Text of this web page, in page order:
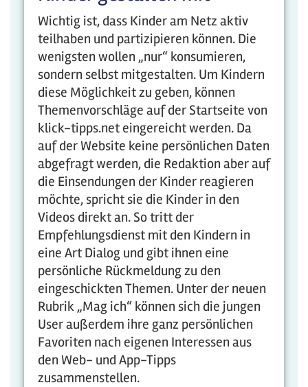
Wichtig ist, dass Kinder am Netz aktiv
teilhaben und partizipieren können. Die
wenigsten wollen „nur“ konsumieren,
sondern selbst mitgestalten. Um Kindern
diese Möglichkeit zu geben, können
Themenvorschläge auf der Startseite von
klick-tipps.net eingereicht werden. Da
auf der Website keine persönlichen Daten
abgefragt werden, die Redaktion aber auf
die Einsendungen der Kinder reagieren
möchte, spricht sie die Kinder in den
Videos direkt an. So tritt der
Empfehlungsdienst mit den Kindern in
eine Art Dialog und gibt ihnen eine
persönliche Rückmeldung zu den
eingeschickten Themen. Unter der neuen
Rubrik „Mag ich“ können sich die jungen
User außerdem ihre ganz persönlichen
Favoriten nach eigenen Interessen aus
den Web- und App-Tipps
zusammenstellen.